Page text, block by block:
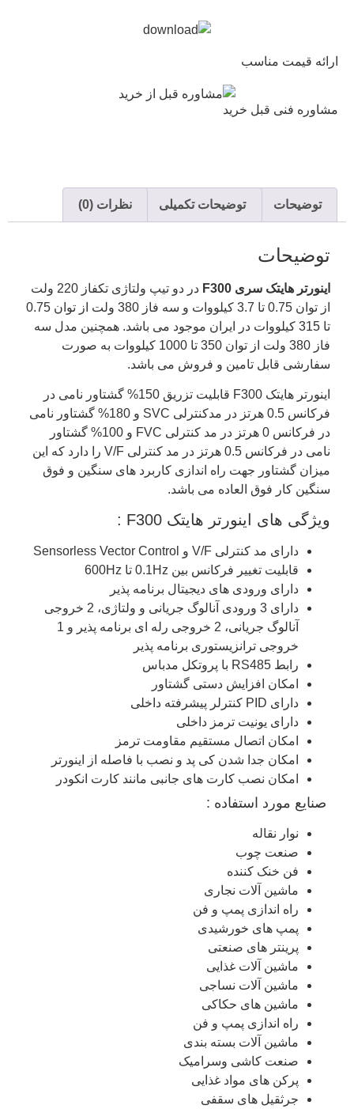
ارائه قیمت مناسب
مشاوره فنی قبل خرید
توضیحات توضیحات تکمیلی نظرات (0)
توضیحات
اینورتر هایتک سری F300
در دو تیپ ولتاژی تکفاز 220 ولت
از توان 0.75 تا 3.7 کیلووات و سه فاز 380 ولت از توان 0.75
تا 315 کیلووات در ایران موجود می باشد. همچنین مدل سه
فاز 380 ولت از توان 350 تا 1000 کیلووات به صورت
سفارشی قابل تامین و فروش می باشد.
اینورتر هایتک F300 قابلیت تزریق 150% گشتاور نامی در
فرکانس 0.5 هرتز در مد‌کنترلی SVC و 180% گشتاور نامی
در فرکانس 0 هرتز در مد کنترلی FVC و 100% گشتاور
نامی در فرکانس 0.5 هرتز در مد کنترلی V/F را دارد که این
میزان گشتاور جهت راه اندازی کاربرد های سنگین و فوق
سنگین کار فوق العاده می باشد.
ویژگی های اینورتر هایتک F300 :
دارای مد کنترلی V/F و Sensorless Vector Control
قابلیت تغییر فرکانس بین 0.1Hz تا 600Hz
دارای ورودی های دیجیتال برنامه پذیر
دارای 3 ورودی آنالوگ جریانی و ولتاژی، 2 خروجی
آنالوگ جریانی، 2 خروجی رله ای برنامه پذیر و 1
خروجی ترانزیستوری برنامه پذیر
رابط RS485 با پروتکل مدباس
امکان افزایش دستی گشتاور
دارای PID کنترلر پیشرفته داخلی
دارای یونیت ترمز داخلی
امکان اتصال مستقیم مقاومت ترمز
امکان جدا شدن کی پد و نصب با فاصله از اینورتر
امکان نصب کارت های جانبی مانند کارت انکودر
صنایع مورد استفاده :
نوار نقاله
صنعت چوب
فن خنک کننده
ماشین آلات نجاری
راه اندازی پمپ و فن
پمپ های خورشیدی
پرینتر های صنعتی
ماشین آلات غذایی
ماشین آلات نساجی
ماشین های حکاکی
راه اندازی پمپ و فن
ماشین آلات بسته بندی
صنعت کاشی وسرامیک
پرکن های مواد غذایی
جرثقیل های سقفی